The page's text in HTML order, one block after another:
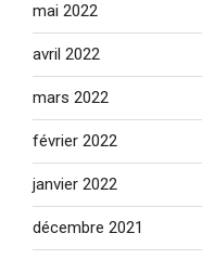
mai 2022
avril 2022
mars 2022
février 2022
janvier 2022
décembre 2021